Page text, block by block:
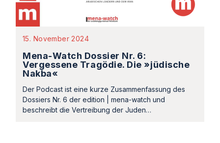
15. November 2024
Mena-Watch Dossier Nr. 6:
Vergessene Tragödie. Die »jüdische
Nakba«
Der Podcast ist eine kurze Zusammenfassung des
Dossiers Nr. 6 der edition | mena-watch und
beschreibt die Vertreibung der Juden…